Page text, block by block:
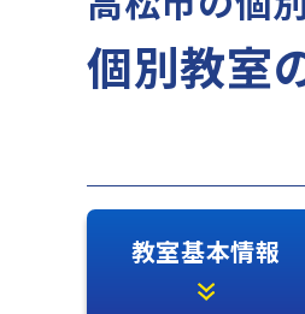
個別教室
教室基本情報